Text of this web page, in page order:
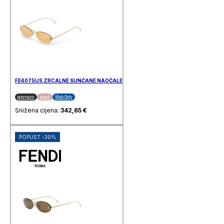
FE4075US ZRCALNE SUNČANE NAOČALE FENDI
premium trend Web Only
Snižena cijena: 342,65 €
POPUST -30%